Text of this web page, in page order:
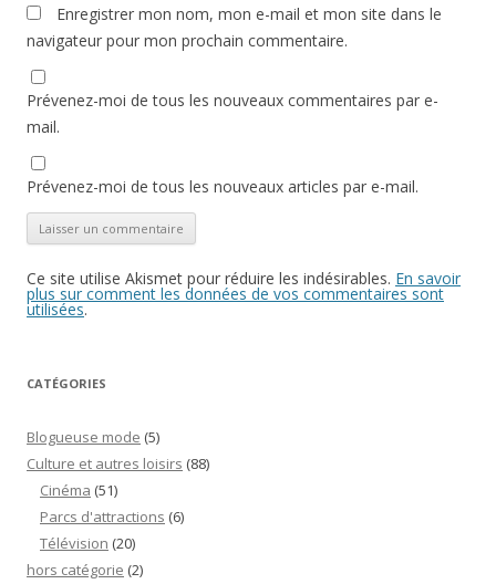
Enregistrer mon nom, mon e-mail et mon site dans le
navigateur pour mon prochain commentaire.
Prévenez-moi de tous les nouveaux commentaires par e-
mail.
Prévenez-moi de tous les nouveaux articles par e-mail.
Ce site utilise Akismet pour réduire les indésirables. En savoir
plus sur comment les données de vos commentaires sont
utilisées.
CATÉGORIES
Blogueuse mode (5)
Culture et autres loisirs (88)
Cinéma (51)
Parcs d'attractions (6)
Télévision (20)
hors catégorie (2)